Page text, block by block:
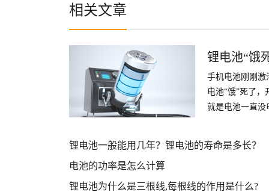
相关文章
锂电池“饿
手机电池刚刚激
电池“饿”死了
就是电池一直没
锂电池一般能用几年？锂电池的寿命是多长？
电池的功率是怎么计算
锂电池为什么是三根线,每根线的作用是什么?